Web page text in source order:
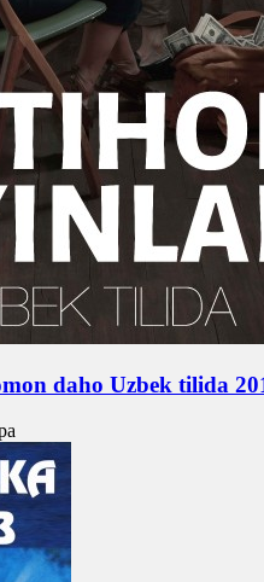
daho Uzbek tilida